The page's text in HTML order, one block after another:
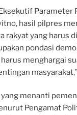
Parameter
hasil pilpres
rakyat yang harus
pondasi
menghargai
menanti
Pengamat